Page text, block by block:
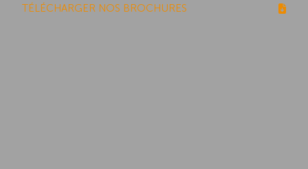
TÉLÉCHARGER NOS BROCHURES